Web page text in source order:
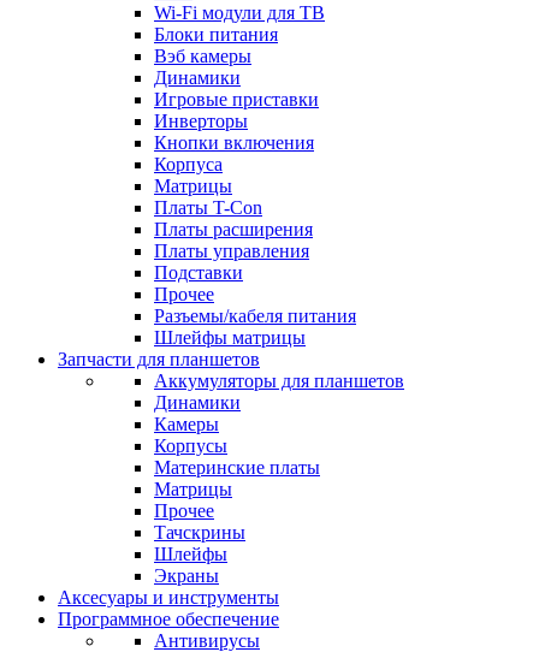
Wi-Fi модули для ТВ
Блоки питания
Вэб камеры
Динамики
Игровые приставки
Инверторы
Кнопки включения
Корпуса
Матрицы
Платы T-Con
Платы расширения
Платы управления
Подставки
Прочее
Разъемы/кабеля питания
Шлейфы матрицы
Запчасти для планшетов
Аккумуляторы для планшетов
Динамики
Камеры
Корпусы
Материнские платы
Матрицы
Прочее
Тачскрины
Шлейфы
Экраны
Аксесуары и инструменты
Программное обеспечение
Антивирусы